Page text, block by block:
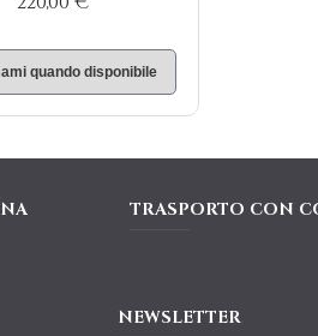
quando disponibile
TRASPORTO CON
NEWSLETTER